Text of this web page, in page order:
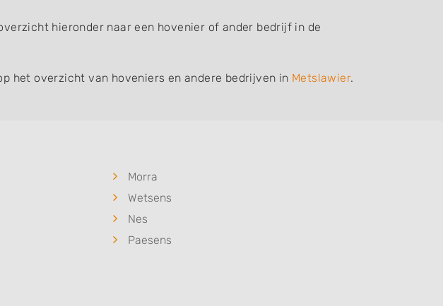
hieronder naar een hovenier of ander bedrijf in de
het overzicht van hoveniers en andere bedrijven in Metslawier.
Morra
Wetsens
Nes
Paesens